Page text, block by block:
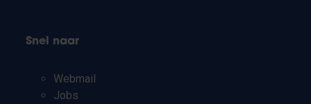
Snel naar
Webmail
Jobs